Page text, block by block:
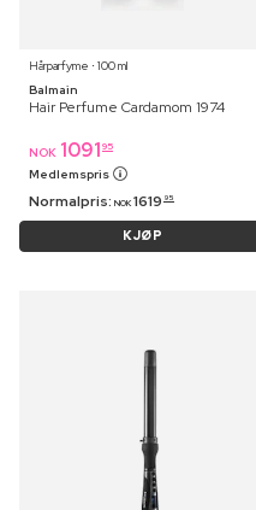
Hårparfyme ⋅ 100 ml
Balmain
Hair Perfume Cardamom 1974
NOK 1091 95
Medlemspris
Normalpris: NOK 1619 95
KJØP